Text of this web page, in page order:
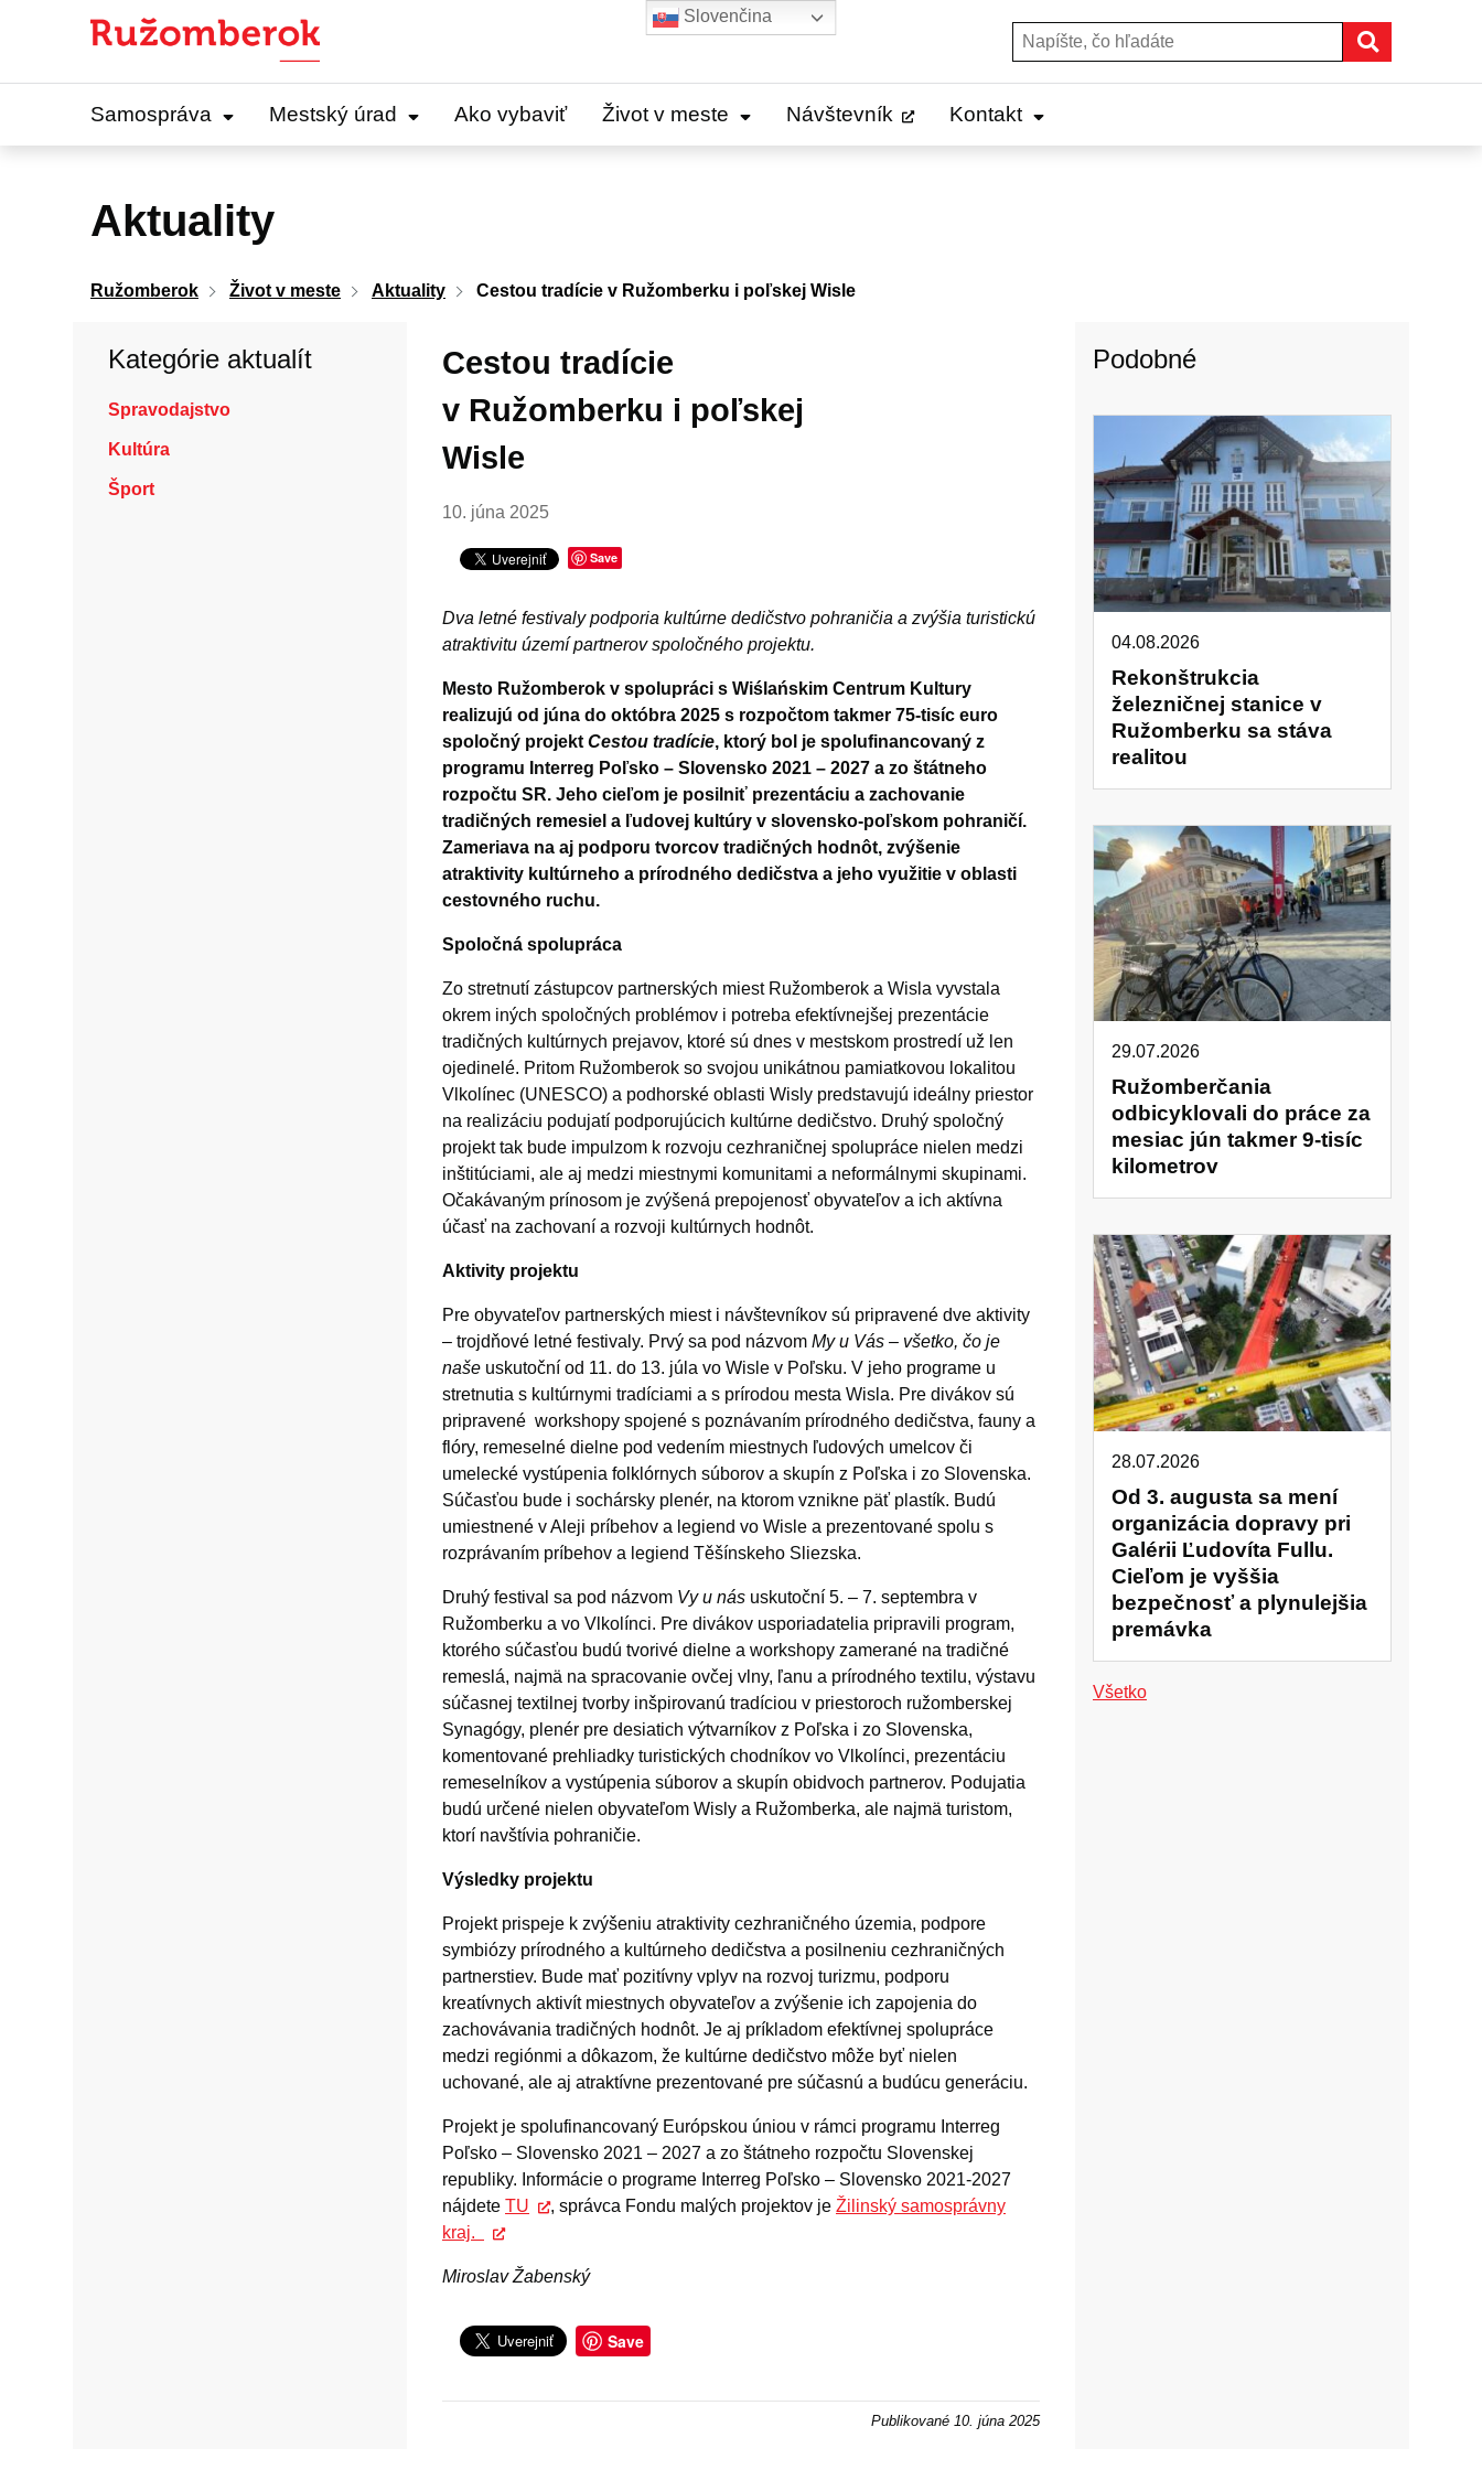
Hľadať:
Samospráva Mestský úrad Ako vybaviť Život v meste Návštevník Kontakt
Aktuality
Ružomberok Život v meste Aktuality Cestou tradície v Ružomberku i poľskej Wisle
Kategórie aktualít
Spravodajstvo
Kultúra
Šport
Cestou tradície
v Ružomberku i poľskej
Wisle
10. júna 2025
Save
Dva letné festivaly podporia kultúrne dedičstvo pohraničia a zvýšia turistickú
atraktivitu území partnerov spoločného projektu.
Mesto Ružomberok v spolupráci s Wiślańskim Centrum Kultury
realizujú od júna do októbra 2025 s rozpočtom takmer 75-tisíc euro
spoločný projekt Cestou tradície, ktorý bol je spolufinancovaný z
programu Interreg Poľsko – Slovensko 2021 – 2027 a zo štátneho
rozpočtu SR. Jeho cieľom je posilniť prezentáciu a zachovanie
tradičných remesiel a ľudovej kultúry v slovensko-poľskom pohraničí.
Zameriava na aj podporu tvorcov tradičných hodnôt, zvýšenie
atraktivity kultúrneho a prírodného dedičstva a jeho využitie v oblasti
cestovného ruchu.
Spoločná spolupráca
Zo stretnutí zástupcov partnerských miest Ružomberok a Wisla vyvstala
okrem iných spoločných problémov i potreba efektívnejšej prezentácie
tradičných kultúrnych prejavov, ktoré sú dnes v mestskom prostredí už len
ojedinelé. Pritom Ružomberok so svojou unikátnou pamiatkovou lokalitou
Vlkolínec (UNESCO) a podhorské oblasti Wisly predstavujú ideálny priestor
na realizáciu podujatí podporujúcich kultúrne dedičstvo. Druhý spoločný
projekt tak bude impulzom k rozvoju cezhraničnej spolupráce nielen medzi
inštitúciami, ale aj medzi miestnymi komunitami a neformálnymi skupinami.
Očakávaným prínosom je zvýšená prepojenosť obyvateľov a ich aktívna
účasť na zachovaní a rozvoji kultúrnych hodnôt.
Aktivity projektu
Pre obyvateľov partnerských miest i návštevníkov sú pripravené dve aktivity
– trojdňové letné festivaly. Prvý sa pod názvom My u Vás – všetko, čo je
naše uskutoční od 11. do 13. júla vo Wisle v Poľsku. V jeho programe u
stretnutia s kultúrnymi tradíciami a s prírodou mesta Wisla. Pre divákov sú
pripravené workshopy spojené s poznávaním prírodného dedičstva, fauny a
flóry, remeselné dielne pod vedením miestnych ľudových umelcov či
umelecké vystúpenia folklórnych súborov a skupín z Poľska i zo Slovenska.
Súčasťou bude i sochársky plenér, na ktorom vznikne päť plastík. Budú
umiestnené v Aleji príbehov a legiend vo Wisle a prezentované spolu s
rozprávaním príbehov a legiend Těšínskeho Sliezska.
Druhý festival sa pod názvom Vy u nás uskutoční 5. – 7. septembra v
Ružomberku a vo Vlkolínci. Pre divákov usporiadatelia pripravili program,
ktorého súčasťou budú tvorivé dielne a workshopy zamerané na tradičné
remeslá, najmä na spracovanie ovčej vlny, ľanu a prírodného textilu, výstavu
súčasnej textilnej tvorby inšpirovanú tradíciou v priestoroch ružomberskej
Synagógy, plenér pre desiatich výtvarníkov z Poľska i zo Slovenska,
komentované prehliadky turistických chodníkov vo Vlkolínci, prezentáciu
remeselníkov a vystúpenia súborov a skupín obidvoch partnerov. Podujatia
budú určené nielen obyvateľom Wisly a Ružomberka, ale najmä turistom,
ktorí navštívia pohraničie.
Výsledky projektu
Projekt prispeje k zvýšeniu atraktivity cezhraničného územia, podpore
symbiózy prírodného a kultúrneho dedičstva a posilneniu cezhraničných
partnerstiev. Bude mať pozitívny vplyv na rozvoj turizmu, podporu
kreatívnych aktivít miestnych obyvateľov a zvýšenie ich zapojenia do
zachovávania tradičných hodnôt. Je aj príkladom efektívnej spolupráce
medzi regiónmi a dôkazom, že kultúrne dedičstvo môže byť nielen
uchované, ale aj atraktívne prezentované pre súčasnú a budúcu generáciu.
Projekt je spolufinancovaný Európskou úniou v rámci programu Interreg
Poľsko – Slovensko 2021 – 2027 a zo štátneho rozpočtu Slovenskej
republiky. Informácie o programe Interreg Poľsko – Slovensko 2021-2027
nájdete TU , správca Fondu malých projektov je Žilinský samosprávny
kraj.
Miroslav Žabenský
Save
Publikované 10. júna 2025
Podobné
Rekonštrukcia
železničnej stanice v
Ružomberku sa stáva
realitou
04.08.2026
Ružomberčania
odbicyklovali do práce za
mesiac jún takmer 9-tisíc
kilometrov
29.07.2026
Od 3. augusta sa mení
organizácia dopravy pri
Galérii Ľudovíta Fullu.
Cieľom je vyššia
bezpečnosť a plynulejšia
premávka
28.07.2026
Všetko
Slovenčina